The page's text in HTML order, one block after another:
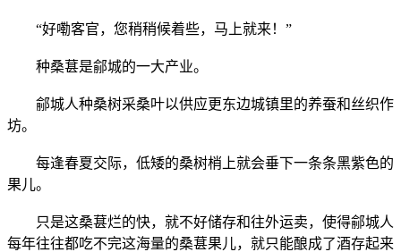
“好嘞客官，您稍稍候着些，马上就来！”
种桑葚是鄃城的一大产业。
鄃城人种桑树采桑叶以供应更东边城镇里的养蚕和丝织作
坊。
每逢春夏交际，低矮的桑树梢上就会垂下一条条黑紫色的
果儿。
只是这桑葚烂的快，就不好储存和往外运卖，使得鄃城人
每年往往都吃不完这海量的桑葚果儿，就只能酿成了酒存起来